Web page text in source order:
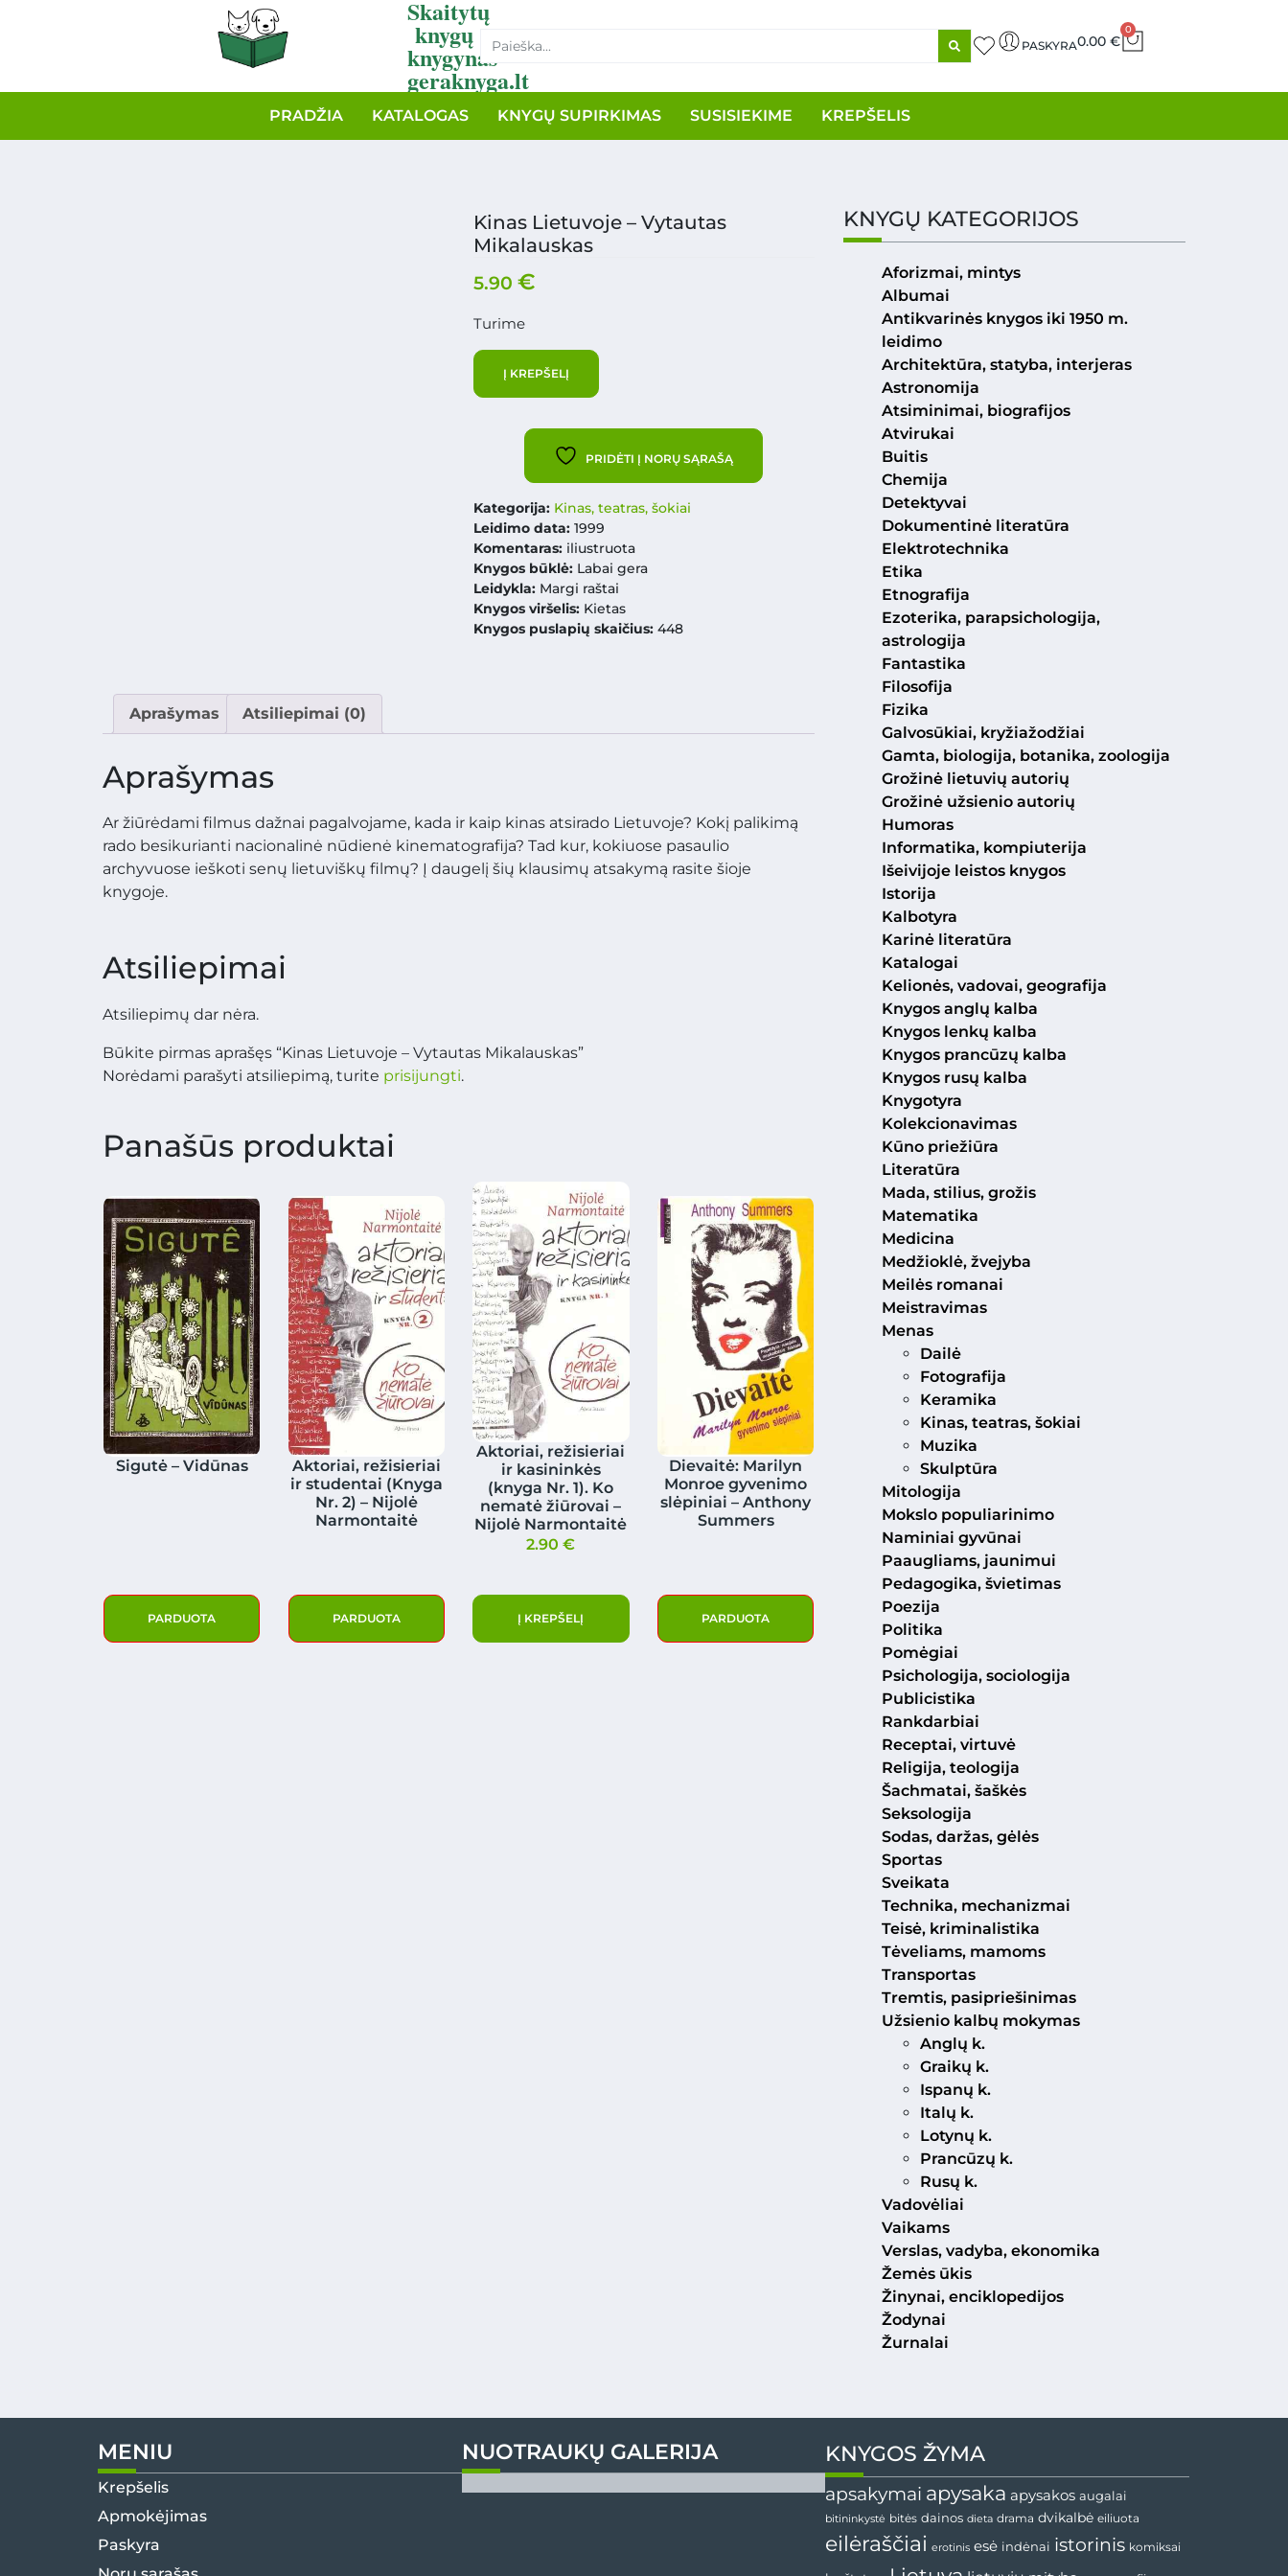
Skaitytų
knygų
knygynas
geraknyga.lt
PASKYRA0.00 €
0
PRADŽIA KATALOGAS KNYGŲ SUPIRKIMAS SUSISIEKIME KREPŠELIS
Kinas Lietuvoje – Vytautas
Mikalauskas
5.90 €
Turime
Į KREPŠELĮ
PRIDĖTI Į NORŲ SĄRAŠĄ
Kategorija: Kinas, teatras, šokiai
Leidimo data:1999
Komentaras: iliustruota
Knygos būklė: Labai gera
Leidykla:Margi raštai
Knygos viršelis: Kietas
Knygos puslapių skaičius: 448
Aprašymas Atsiliepimai (0)
Aprašymas
Ar žiūrėdami filmus dažnai pagalvojame, kada ir kaip kinas atsirado Lietuvoje? Kokį palikimą
rado besikurianti nacionalinė nūdienė kinematografija? Tad kur, kokiuose pasaulio
archyvuose ieškoti senų lietuviškų filmų? Į daugelį šių klausimų atsakymą rasite šioje
knygoje.
Atsiliepimai
Atsiliepimų dar nėra.
Būkite pirmas aprašęs “Kinas Lietuvoje – Vytautas Mikalauskas”
Norėdami parašyti atsiliepimą, turite prisijungti.
Panašūs produktai
Sigutė – Vidūnas
PARDUOTA
Aktoriai, režisieriai
ir studentai (Knyga
Nr. 2) – Nijolė
Narmontaitė
PARDUOTA
Aktoriai, režisieriai
ir kasininkės
(knyga Nr. 1). Ko
nematė žiūrovai –
Nijolė Narmontaitė
2.90€
Į KREPŠELĮ
Dievaitė: Marilyn
Monroe gyvenimo
slėpiniai – Anthony
Summers
PARDUOTA
KNYGŲ KATEGORIJOS
Aforizmai, mintys
Albumai
Antikvarinės knygos iki 1950 m.
leidimo
Architektūra, statyba, interjeras
Astronomija
Atsiminimai, biografijos
Atvirukai
Buitis
Chemija
Detektyvai
Dokumentinė literatūra
Elektrotechnika
Etika
Etnografija
Ezoterika, parapsichologija,
astrologija
Fantastika
Filosofija
Fizika
Galvosūkiai, kryžiažodžiai
Gamta, biologija, botanika, zoologija
Grožinė lietuvių autorių
Grožinė užsienio autorių
Humoras
Informatika, kompiuterija
Išeivijoje leistos knygos
Istorija
Kalbotyra
Karinė literatūra
Katalogai
Kelionės, vadovai, geografija
Knygos anglų kalba
Knygos lenkų kalba
Knygos prancūzų kalba
Knygos rusų kalba
Knygotyra
Kolekcionavimas
Kūno priežiūra
Literatūra
Mada, stilius, grožis
Matematika
Medicina
Medžioklė, žvejyba
Meilės romanai
Meistravimas
Menas
Dailė
Fotografija
Keramika
Kinas, teatras, šokiai
Muzika
Skulptūra
Mitologija
Mokslo populiarinimo
Naminiai gyvūnai
Paaugliams, jaunimui
Pedagogika, švietimas
Poezija
Politika
Pomėgiai
Psichologija, sociologija
Publicistika
Rankdarbiai
Receptai, virtuvė
Religija, teologija
Šachmatai, šaškės
Seksologija
Sodas, daržas, gėlės
Sportas
Sveikata
Technika, mechanizmai
Teisė, kriminalistika
Tėveliams, mamoms
Transportas
Tremtis, pasipriešinimas
Užsienio kalbų mokymas
Anglų k.
Graikų k.
Ispanų k.
Italų k.
Lotynų k.
Prancūzų k.
Rusų k.
Vadovėliai
Vaikams
Verslas, vadyba, ekonomika
Žemės ūkis
Žinynai, enciklopedijos
Žodynai
Žurnalai
MENIU
Krepšelis
Apmokėjimas
Paskyra
NUOTRAUKŲ GALERIJA KNYGOS ŽYMA
apsakymai apysaka apysakos augalai
bitininkystė bitės dainos dieta drama dvikalbė eiliuota
eilėraščiai erotinis esė indėnai istorinis komiksai